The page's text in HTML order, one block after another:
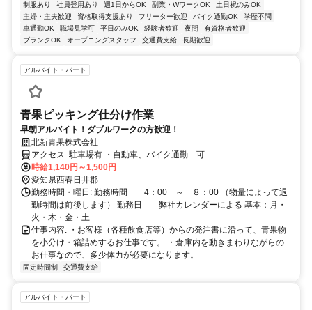
制服あり 社員登用あり 週1日からOK 副業・WワークOK
土日祝のみOK
主婦・主夫歓迎
資格取得支援あり フリーター歓迎 バイク通勤OK
学歴不問
車通勤OK
職場見学可 平日のみOK 経験者歓迎 夜間
有資格者歓迎
ブランクOK
オープニングスタッフ 交通費支給 長期歓迎
アルバイト・パート
青果ピッキング仕分け作業
早朝アルバイト！ダブルワークの方歓迎！
北新青果株式会社
アクセス: 駐車場有 ・自動車、バイク通勤 可
時給1,140円～1,500円
愛知県西春日井郡
勤務時間・曜日: 勤務時間 4：00 ～ ８：00 （物量によって退
勤時間は前後します） 勤務日 弊社カレンダーによる 基本：月・
火・木・金・土
仕事内容: ・お客様（各種飲食店等）からの発注書に沿って、青果物
を小分け・箱詰めするお仕事です。 ・倉庫内を動きまわりながらの
お仕事なので、多少体力が必要になります。
固定時間制 交通費支給
アルバイト・パート